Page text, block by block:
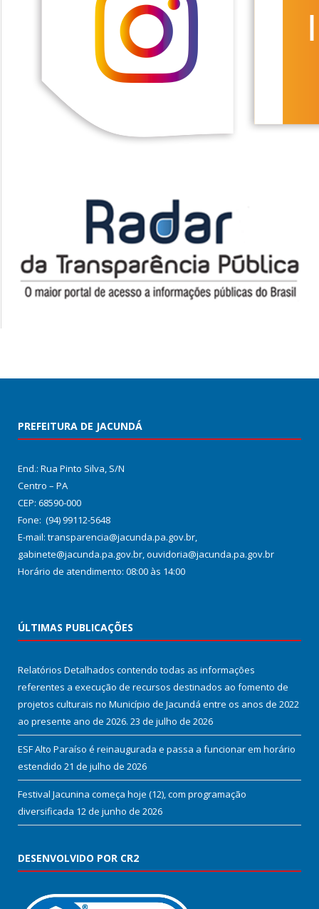
PREFEITURA DE JACUNDÁ
End.: Rua Pinto Silva, S/N
Centro – PA
CEP: 68590-000
Fone: (94) 99112-5648
E-mail: transparencia@jacunda.pa.gov.br,
gabinete@jacunda.pa.gov.br, ouvidoria@jacunda.pa.gov.br
Horário de atendimento: 08:00 às 14:00
ÚLTIMAS PUBLICAÇÕES
Relatórios Detalhados contendo todas as informações
referentes a execução de recursos destinados ao fomento de
projetos culturais no Município de Jacundá entre os anos de 2022
ao presente ano de 2026. 23 de julho de 2026
ESF Alto Paraíso é reinaugurada e passa a funcionar em horário
estendido 21 de julho de 2026
Festival Jacunina começa hoje (12), com programação
diversificada 12 de junho de 2026
DESENVOLVIDO POR CR2